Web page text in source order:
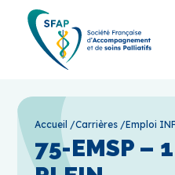
Accueil /Carrières /Emploi
75-EMSP –